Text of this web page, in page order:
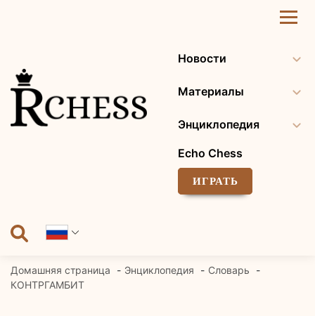
Новости
Материалы
Энциклопедия
Echo Chess
ИГРАТЬ
Домашняя страница Энциклопедия
Словарь
КОНТРГАМБИТ